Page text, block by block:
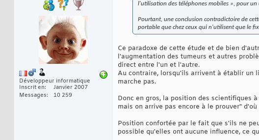
Développeur informatique
Inscrit en
Janvier 2007
Messages
10 259
l'utilisation des téléphones mobiles », pour un
Pourtant, une conclusion contradictoire de
portable que chez ceux qui n'utilisent que le
Ce paradoxe de cette étude et de bien
l'augmentation des tumeurs et autres
direct entre l'un et l'autre.
Au contraire, lorsqu'ils arrivent à établir un
marche pas.
Donc en gros, la position des scientifiques
mais on arrive pas encore à le prouver"
Position confortée par le fait que s'ils ne
possible qu'elles ont aucune influence, ce